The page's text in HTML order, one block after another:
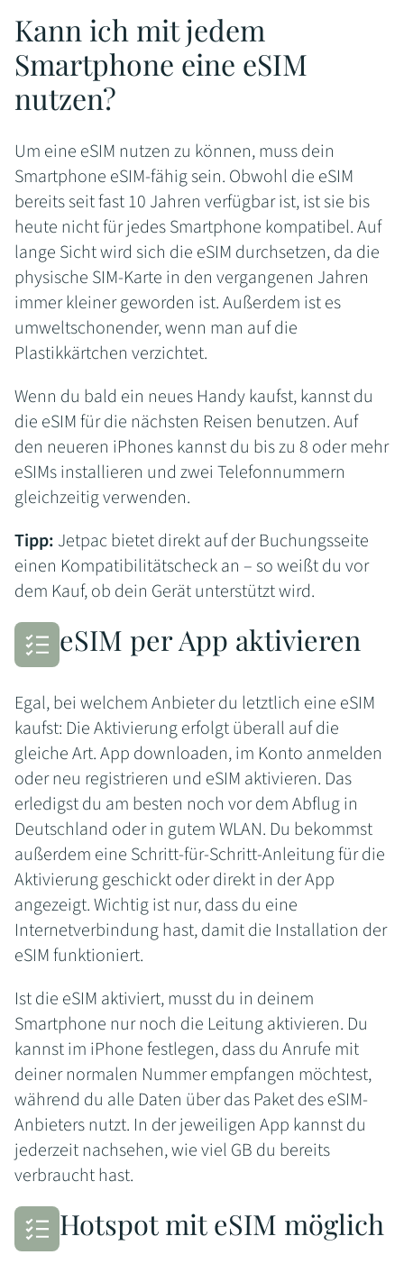
Kann ich mit jedem
Smartphone eine eSIM
nutzen?
Um eine eSIM nutzen zu können, muss dein
Smartphone eSIM-fähig sein. Obwohl die eSIM
bereits seit fast 10 Jahren verfügbar ist, ist sie bis
heute nicht für jedes Smartphone kompatibel. Auf
lange Sicht wird sich die eSIM durchsetzen, da die
physische SIM-Karte in den vergangenen Jahren
immer kleiner geworden ist. Außerdem ist es
umweltschonender, wenn man auf die
Plastikkärtchen verzichtet.
Wenn du bald ein neues Handy kaufst, kannst du
die eSIM für die nächsten Reisen benutzen. Auf
den neueren iPhones kannst du bis zu 8 oder mehr
eSIMs installieren und zwei Telefonnummern
gleichzeitig verwenden.
Tipp: Jetpac bietet direkt auf der Buchungsseite
einen Kompatibilitätscheck an – so weißt du vor
dem Kauf, ob dein Gerät unterstützt wird.
eSIM per App aktivieren
Egal, bei welchem Anbieter du letztlich eine eSIM
kaufst: Die Aktivierung erfolgt überall auf die
gleiche Art. App downloaden, im Konto anmelden
oder neu registrieren und eSIM aktivieren. Das
erledigst du am besten noch vor dem Abflug in
Deutschland oder in gutem WLAN. Du bekommst
außerdem eine Schritt-für-Schritt-Anleitung für die
Aktivierung geschickt oder direkt in der App
angezeigt. Wichtig ist nur, dass du eine
Internetverbindung hast, damit die Installation der
eSIM funktioniert.
Ist die eSIM aktiviert, musst du in deinem
Smartphone nur noch die Leitung aktivieren. Du
kannst im iPhone festlegen, dass du Anrufe mit
deiner normalen Nummer empfangen möchtest,
während du alle Daten über das Paket des eSIM-
Anbieters nutzt. In der jeweiligen App kannst du
jederzeit nachsehen, wie viel GB du bereits
verbraucht hast.
Hotspot mit eSIM möglich